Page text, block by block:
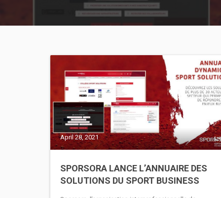
April 28, 2021
SPORSORA LANCE L’ANNUAIRE DES
SOLUTIONS DU SPORT BUSINESS